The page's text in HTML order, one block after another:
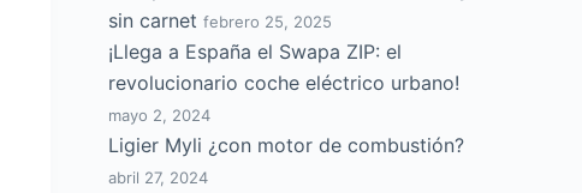
sin carnet febrero 25, 2025
¡Llega a España el Swapa ZIP: el
revolucionario coche eléctrico urbano!
mayo 2, 2024
Ligier Myli ¿con motor de combustión?
abril 27, 2024